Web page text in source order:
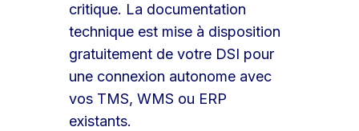
critique. La documentation
technique est mise à disposition
gratuitement de votre DSI pour
une connexion autonome avec
vos TMS, WMS ou ERP
existants.